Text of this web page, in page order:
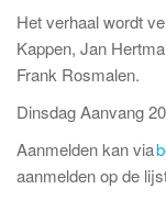
Het verhaal wordt
Kappen, Jan
Frank Rosmalen.
Dinsdag Aanvang
Aanmelden kan via
aanmelden op de